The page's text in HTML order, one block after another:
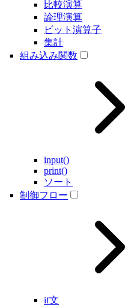
比較演算
論理演算
ビット演算子
集計
組み込み関数
input()
print()
ソート
制御フロー
if文